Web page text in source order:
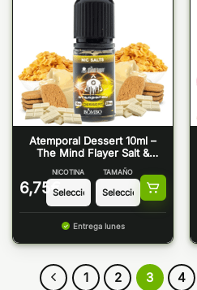
Atemporal Dessert 10ml –
The Mind Flayer Salt &
6,75 €
NICOTINA TAMAÑO
Entrega lunes
1 2 3 4